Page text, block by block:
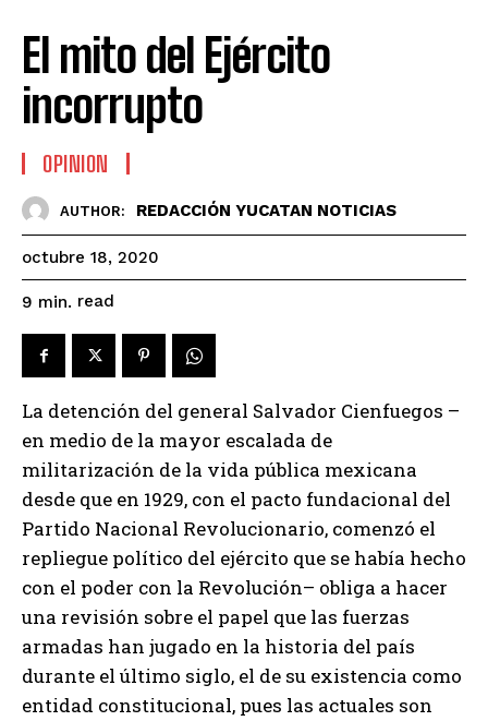
El mito del Ejército
incorrupto
OPINION
AUTHOR: REDACCIÓN YUCATAN NOTICIAS
octubre 18, 2020
9 min. read
La detención del general Salvador Cienfuegos –
en medio de la mayor escalada de
militarización de la vida pública mexicana
desde que en 1929, con el pacto fundacional del
Partido Nacional Revolucionario, comenzó el
repliegue político del ejército que se había hecho
con el poder con la Revolución– obliga a hacer
una revisión sobre el papel que las fuerzas
armadas han jugado en la historia del país
durante el último siglo, el de su existencia como
entidad constitucional, pues las actuales son